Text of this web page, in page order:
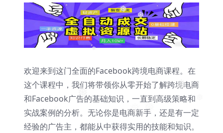
❅
❅
❅
❅
❅
❅
欢迎来到这门全面的Facebook跨境电商课程。在
这个课程中，我们将带领你从零开始了解跨境电商
和Facebook广告的基础知识，一直到高级策略和
实战案例的分析。无论你是电商新手，还是有一定
经验的广告主，都能从中获得实用的技能和知识。